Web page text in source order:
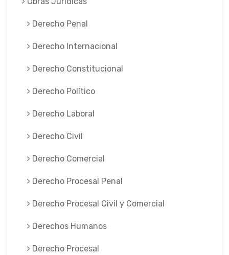
Derecho Penal
Derecho Internacional
Derecho Constitucional
Derecho Político
Derecho Laboral
Derecho Civil
Derecho Comercial
Derecho Procesal Penal
Derecho Procesal Civil y Comercial
Derechos Humanos
Derecho Procesal